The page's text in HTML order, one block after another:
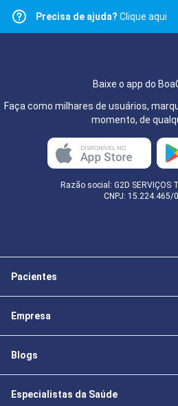
Precisa de ajuda? Clique aqui
Baixe o app do
Faça como milhares de usuários,
momento, de
Razão social: G2D SERVIÇOS
CNPJ: 15.224.465/
Pacientes
Empresa
Blogs
Especialistas da Saúde